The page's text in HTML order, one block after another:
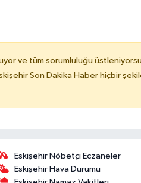
ve tüm sorumluluğu
Son Dakika Haber hiçbir
Eskişehir Nöbetçi Eczaneler
Eskişehir Hava Durumu